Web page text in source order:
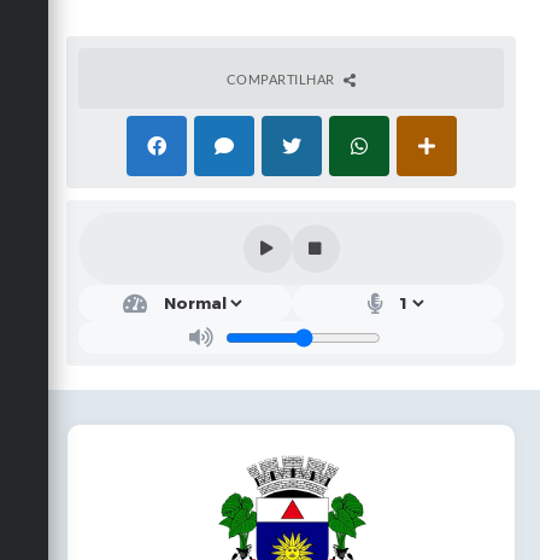
COMPARTILHAR